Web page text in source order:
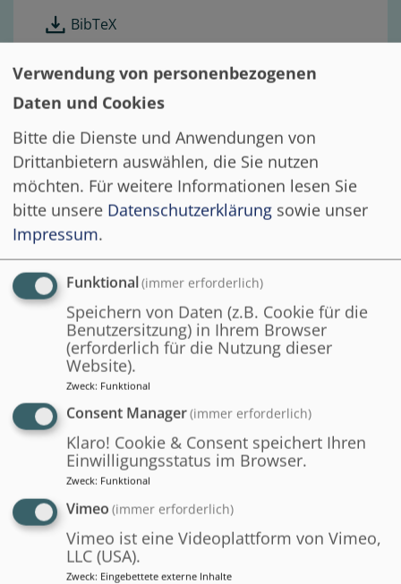
BibTeX
PUBLIKATION
(K)ein funktionierender Markt?
INFORMATIK 2023: IT-Kompetenzen
für die digitale Verwaltung der
Zukunft
T. Pidun, S. Grellmann, L.
Schönthier, P. Thielemann, S. Handke
2023
BibTeX
Gesamter Text
Foliensatz
PUBLIKATION
(K)ein funktionierender Markt?
Verwendung von personenbezogenen
Daten und Cookies
Bitte die Dienste und Anwendungen von
Drittanbietern auswählen, die Sie nutzen
möchten. Für weitere Informationen lesen Sie
bitte unsere Datenschutzerklärung sowie unser
Impressum.
Funktional(immer erforderlich)
Speichern von Daten (z.B. Cookie für die
Benutzersitzung) in Ihrem Browser
(erforderlich für die Nutzung dieser
Website).
Zweck: Funktional
Consent Manager(immer erforderlich)
Klaro! Cookie & Consent speichert Ihren
Einwilligungsstatus im Browser.
Zweck: Funktional
Vimeo (immer erforderlich)
Vimeo ist eine Videoplattform von Vimeo,
LLC (USA).
Zweck: Eingebettete externe Inhalte